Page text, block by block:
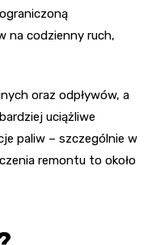
na codzienny ruch,
oraz odpływów, a
uciążliwe
paliw – szczególnie w
remontu to około